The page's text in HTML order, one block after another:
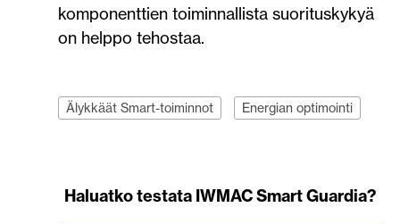
komponenttien toiminnallista suorituskykyä
on helppo tehostaa.
Älykkäät Smart-toiminnot Energian optimointi
Haluatko testata IWMAC Smart Guardia?